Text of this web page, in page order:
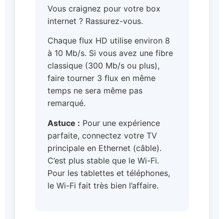
Vous craignez pour votre box
internet ? Rassurez-vous.
Chaque flux HD utilise environ 8
à 10 Mb/s. Si vous avez une fibre
classique (300 Mb/s ou plus),
faire tourner 3 flux en même
temps ne sera même pas
remarqué.
Astuce : Pour une expérience
parfaite, connectez votre TV
principale en Ethernet (câble).
C’est plus stable que le Wi-Fi.
Pour les tablettes et téléphones,
le Wi-Fi fait très bien l’affaire.